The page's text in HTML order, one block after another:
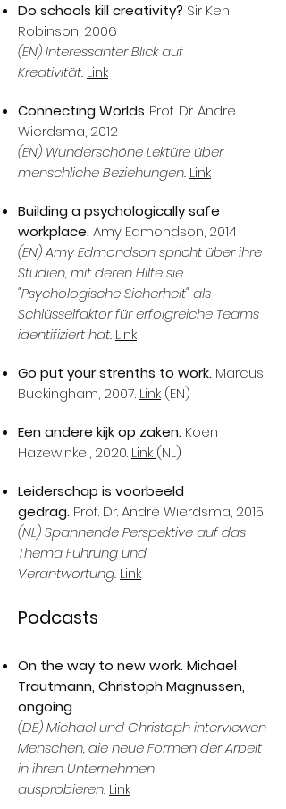
Do schools kill creativity? Sir Ken
Robinson, 2006
(EN) Interessanter Blick auf
Kreativität. Link
Connecting Worlds. Prof. Dr. Andre
Wierdsma, 2012
(EN) Wunderschöne Lektüre über
menschliche Beziehungen. Link
Building a psychologically safe
workplace. Amy Edmondson, 2014
(EN) Amy Edmondson spricht über ihre
Studien, mit deren Hilfe sie
"Psychologische Sicherheit" als
Schlüsselfaktor für erfolgreiche Teams
identifiziert hat. Link
Go put your strenths to work. Marcus
Buckingham, 2007. Link (EN)
Een andere kijk op zaken. Koen
Hazewinkel, 2020. Link (NL)
Leiderschap is voorbeeld
gedrag. Prof. Dr. Andre Wierdsma, 2015
(NL)Spannende Perspektive auf das
Thema Führung und
Verantwortung. Link
Podcasts
On the way to new work. Michael
Trautmann, Christoph Magnussen,
ongoing
(DE) Michael und Christoph interviewen
Menschen, die neue Formen der Arbeit
in ihren Unternehmen
ausprobieren. Link